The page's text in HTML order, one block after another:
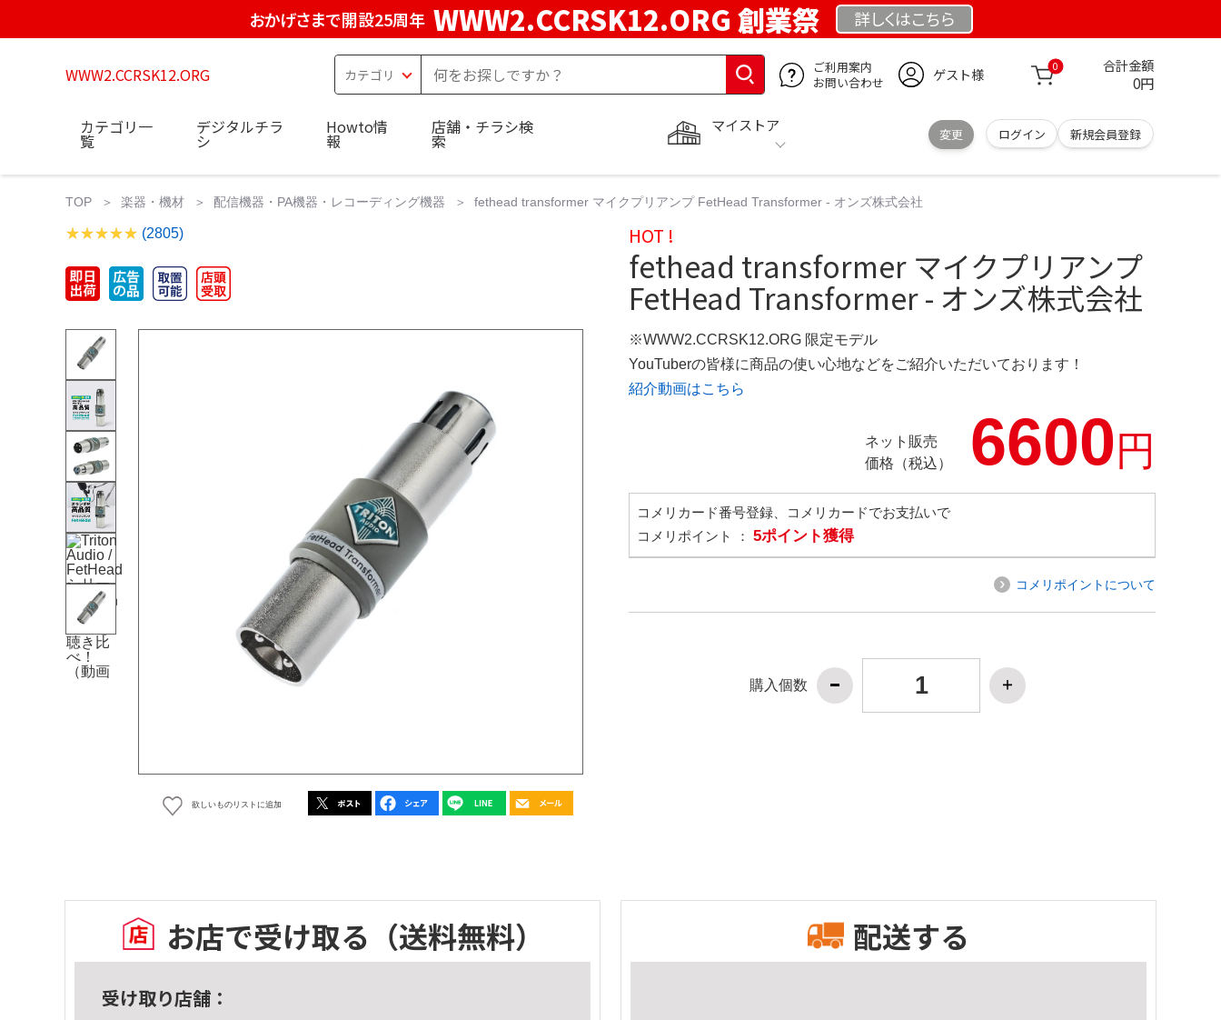
おかげさまで開設25周年 WWW2.CCRSK12.ORG 創業祭 詳しくはこちら
WWW2.CCRSK12.ORG
ご利用案内
お問い合わせ
ゲスト様 0 合計金額
0円
マイストア
変更 ログイン 新規会員登録
カテゴリ一
覧
デジタルチラ
シ
Howto情
報
店舗・チラシ検
索
TOP 楽器・機材 配信機器・PA機器・レコーディング機器 fethead transformer マイクプリアンプ FetHead Transformer - オンズ株式会社
(2805)
欲しいものリストに追加
HOT !
fethead transformer マイクプリアンプ
FetHead Transformer - オンズ株式会社
※WWW2.CCRSK12.ORG 限定モデル
YouTuberの皆様に商品の使い心地などをご紹介いただいております！
紹介動画はこちら
ネット販売
価格（税込）
6600円
コメリカード番号登録、コメリカードでお支払いで
コメリポイント ： 5ポイント獲得
コメリポイントについて
購入個数
お店で受け取る （送料無料）
受け取り店舗：
配送する